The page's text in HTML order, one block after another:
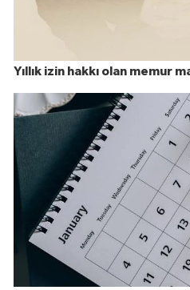
Yıllık izin hakkı olan memur